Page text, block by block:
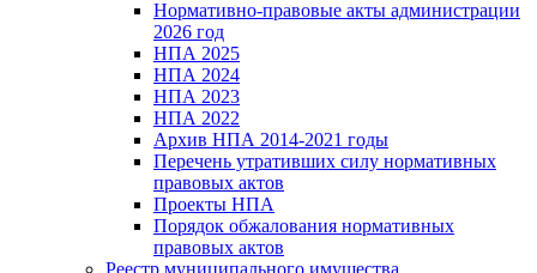
Нормативно-правовые акты администрации
2026 год
НПА 2025
НПА 2024
НПА 2023
НПА 2022
Архив НПА 2014-2021 годы
Перечень утративших силу нормативных
правовых актов
Проекты НПА
Порядок обжалования нормативных
правовых актов